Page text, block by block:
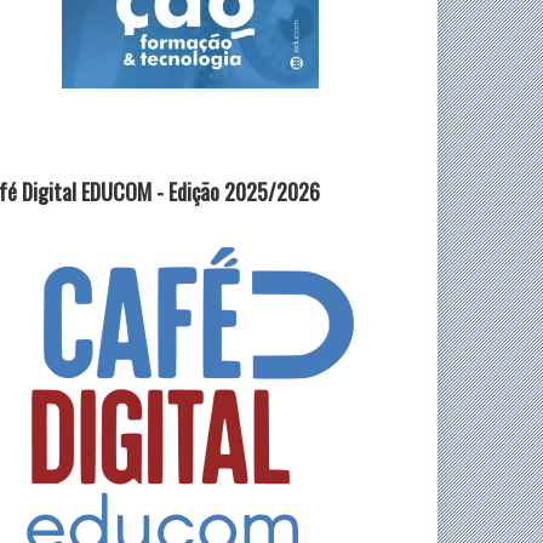
Digital EDUCOM - Edição 2025/2026